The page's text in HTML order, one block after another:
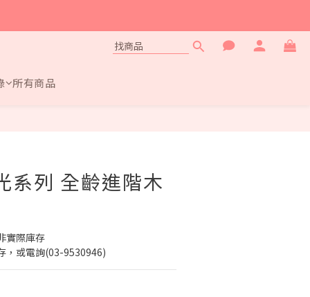
所有商品
系列 全齡進階木
實際庫存
，或電詢(03-9530946)